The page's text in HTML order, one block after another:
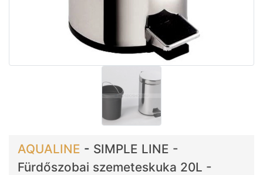
AQUALINE - SIMPLE LINE -
Fürdőszobai szemeteskuka 20L -